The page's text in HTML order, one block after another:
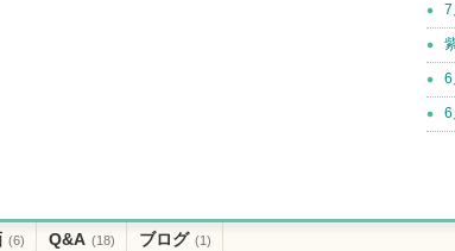
7
6
6
(6) Q&A (18) ブログ (1)